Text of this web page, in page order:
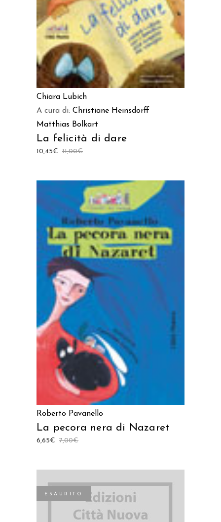
AGGIUNGI AL CARRELLO
Chiara Lubich
A cura di: Christiane Heinsdorff
Matthias Bolkart
La felicità di dare
11,00€
10,45€
AGGIUNGI AL CARRELLO
Roberto Pavanello
La pecora nera di Nazaret
7,00€
6,65€
ESAURITO